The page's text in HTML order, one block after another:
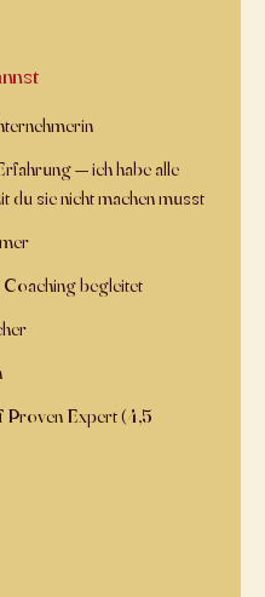
— ich habe alle
du sie nicht machen musst
Coaching begleitet
Proven Expert (4,5+